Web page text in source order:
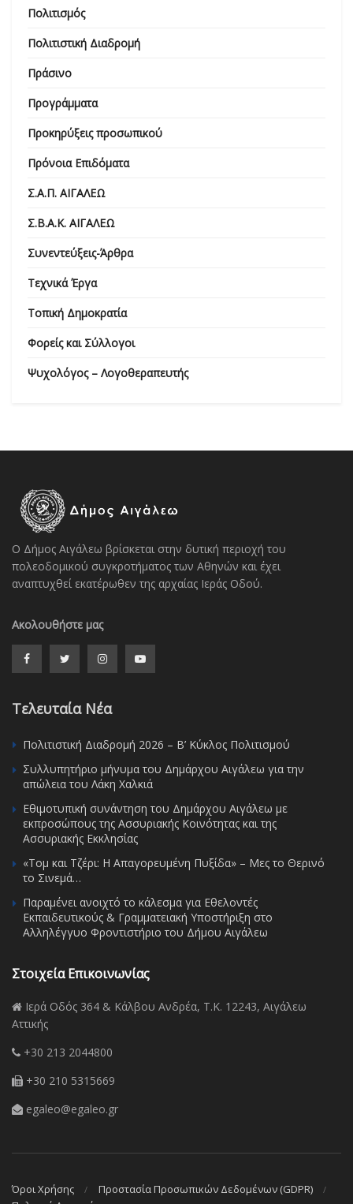
Πολιτισμός
Πολιτιστική Διαδρομή
Πράσινο
Προγράμματα
Προκηρύξεις προσωπικού
Πρόνοια Επιδόματα
Σ.Α.Π. ΑΙΓΑΛΕΩ
Σ.Β.Α.Κ. ΑΙΓΑΛΕΩ
Συνεντεύξεις-Άρθρα
Τεχνικά Έργα
Τοπική Δημοκρατία
Φορείς και Σύλλογοι
Ψυχολόγος – Λογοθεραπευτής
Ο Δήμος Αιγάλεω βρίσκεται στην δυτική περιοχή του
πολεοδομικού συγκροτήματος των Αθηνών και έχει
αναπτυχθεί εκατέρωθεν της αρχαίας Ιεράς Οδού.
Ακολουθήστε μας
Τελευταία Νέα
Πολιτιστική Διαδρομή 2026 – Β’ Κύκλος Πολιτισμού
Συλλυπητήριο μήνυμα του Δημάρχου Αιγάλεω για την
απώλεια του Λάκη Χαλκιά
Εθιμοτυπική συνάντηση του Δημάρχου Αιγάλεω με
εκπροσώπους της Ασσυριακής Κοινότητας και της
Ασσυριακής Εκκλησίας
«Τομ και Τζέρι: Η Απαγορευμένη Πυξίδα» – Μες το Θερινό
το Σινεμά…
Παραμένει ανοιχτό το κάλεσμα για Εθελοντές
Εκπαιδευτικούς & Γραμματειακή Υποστήριξη στο
Αλληλέγγυο Φροντιστήριο του Δήμου Αιγάλεω
Στοιχεία Επικοινωνίας
Ιερά Οδός 364 & Κάλβου Ανδρέα, Τ.Κ. 12243, Αιγάλεω
Αττικής
+30 213 2044800
+30 210 5315669
egaleo@egaleo.gr
Όροι Χρήσης
Προστασία Προσωπικών Δεδομένων (GDPR)